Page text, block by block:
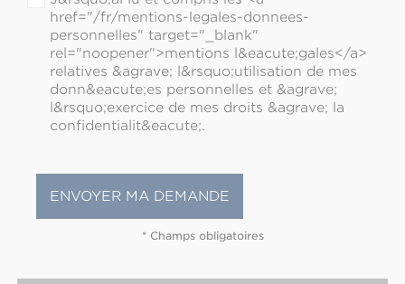
href="/fr/mentions-legales-donnees-
personnelles" target="_blank"
rel="noopener">mentions l&eacute;gales</a>
relatives &agrave; l&rsquo;utilisation de mes
donn&eacute;es personnelles et &agrave;
l&rsquo;exercice de mes droits &agrave; la
confidentialit&eacute;.
* Champs obligatoires